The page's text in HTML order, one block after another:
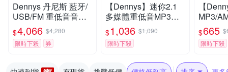
Dennys 丹尼斯 藍牙/
USB/FM 重低音音響
CS-899
$4,066 $4,280
限時下殺
券
【Dennys】迷你2.1
多媒體重低音MP3音
響(WS-330)
$1,036 $1,090
限時下殺
【
MP3/
喇叭
$665
限時下殺